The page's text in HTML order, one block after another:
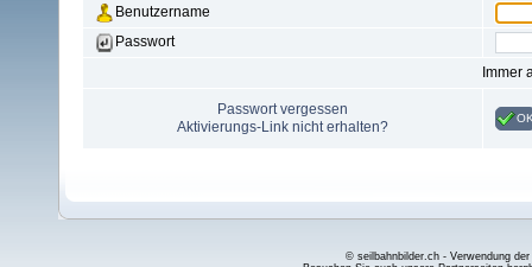
Benutzername
Passwort
Immer
Passwort vergessen
Aktivierungs-Link nicht erhalten?
© seilbahnbilder.ch - Verwendung